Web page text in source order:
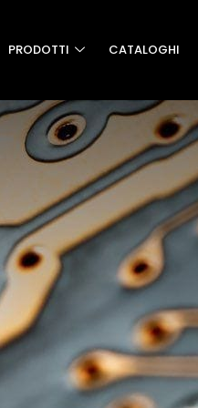
PRODOTTI CATALOGHI